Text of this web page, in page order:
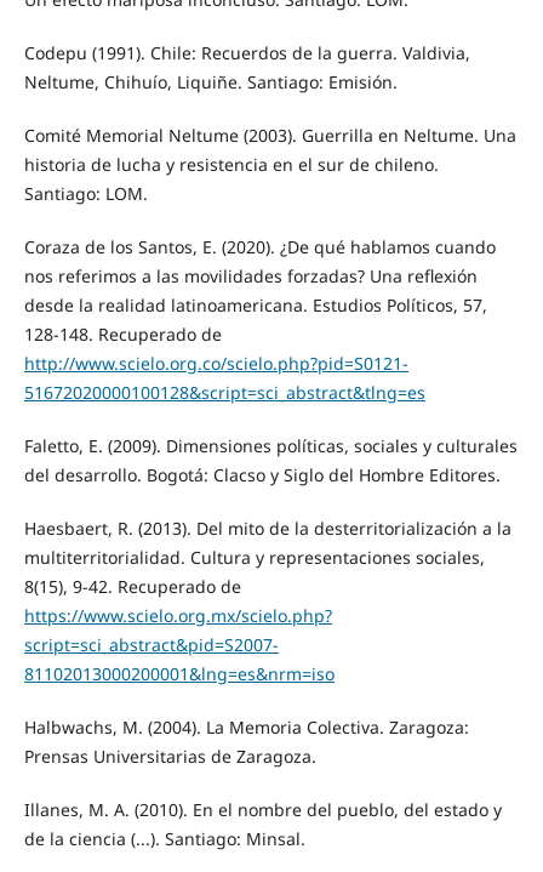
Codepu (1991). Chile: Recuerdos de la guerra. Valdivia,
Neltume, Chihuío, Liquiñe. Santiago: Emisión.
Comité Memorial Neltume (2003). Guerrilla en Neltume. Una
historia de lucha y resistencia en el sur de chileno.
Santiago: LOM.
Coraza de los Santos, E. (2020). ¿De qué hablamos cuando
nos referimos a las movilidades forzadas? Una reflexión
desde la realidad latinoamericana. Estudios Políticos, 57,
128-148. Recuperado de
http://www.scielo.org.co/scielo.php?pid=S0121-
51672020000100128&script=sci_abstract&tlng=es
Faletto, E. (2009). Dimensiones políticas, sociales y culturales
del desarrollo. Bogotá: Clacso y Siglo del Hombre Editores.
Haesbaert, R. (2013). Del mito de la desterritorialización a la
multiterritorialidad. Cultura y representaciones sociales,
8(15), 9-42. Recuperado de
https://www.scielo.org.mx/scielo.php?
script=sci_abstract&pid=S2007-
81102013000200001&lng=es&nrm=iso
Halbwachs, M. (2004). La Memoria Colectiva. Zaragoza:
Prensas Universitarias de Zaragoza.
Illanes, M. A. (2010). En el nombre del pueblo, del estado y
de la ciencia (...). Santiago: Minsal.